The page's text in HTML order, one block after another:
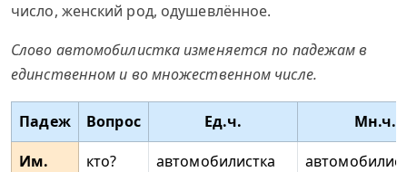
число, женский род, одушевлённое.
Слово автомобилистка изменяется по падежам в
единственном и во множественном числе.
Падеж Вопрос Ед.ч.
Мн.ч.
Им.
кто? автомобилистка